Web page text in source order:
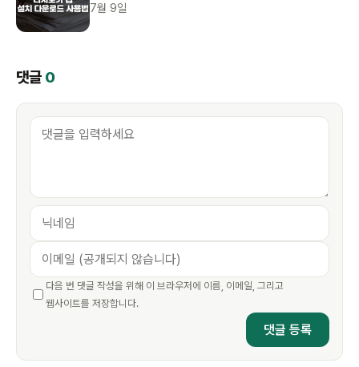
7월 9일
댓글 0
다음 번 댓글 작성을 위해 이 브라우저에 이름, 이메일, 그리고
웹사이트를 저장합니다.